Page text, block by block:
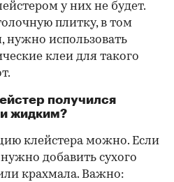
у них не будет.
плитку, в том
нужно использовать
клеи для такого
получился
жидким?
клейстера можно. Если
добавить сухого
крахмала. Важно: